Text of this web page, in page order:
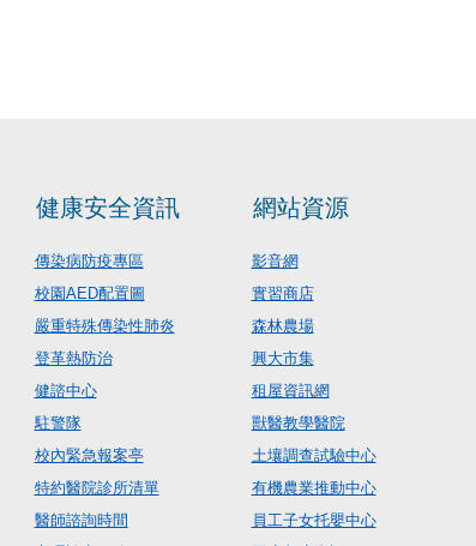
健康安全資訊
傳染病防疫專區
校園AED配置圖
嚴重特殊傳染性肺炎
登革熱防治
健諮中心
駐警隊
校內緊急報案亭
特約醫院診所清單
醫師諮詢時間
網站資源
影音網
實習商店
森林農場
興大市集
租屋資訊網
獸醫教學醫院
土壤調查試驗中心
有機農業推動中心
員工子女托嬰中心